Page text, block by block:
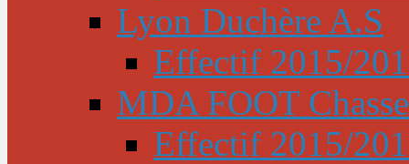
Lyon Duchère A.S
Effectif 2015/
MDA FOOT
Effectif 2015/